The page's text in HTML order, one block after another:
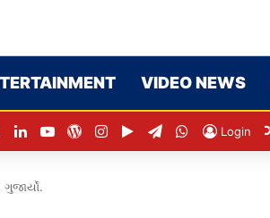
VIDEO NEWS
LinkedInYouTubeWordPress
Instagram
Google Play
Telegram
WhatsApp
Login